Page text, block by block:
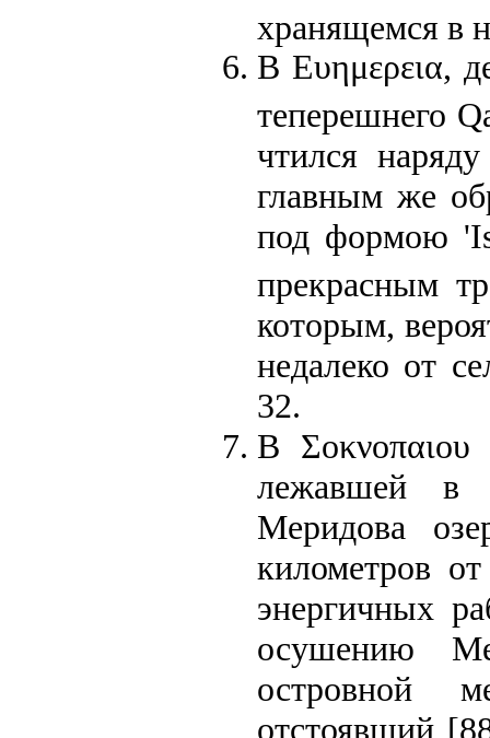
хранящемся в
В Ευημερεια,
теперешнего
чтился
главным же
под формою
прекрасным
которым,
недалеко от
32.
В Σοκνοπαιου
лежавшей в
Меридова
километров
энергичных
осушению
островной
отстоявший